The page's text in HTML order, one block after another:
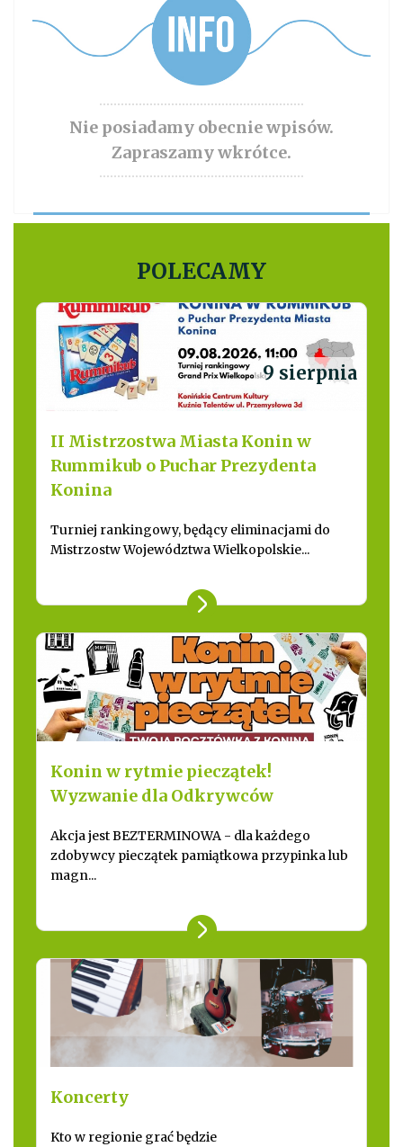
Nie posiadamy obecnie wpisów.
Zapraszamy wkrótce.
POLECAMY
9 sierpnia
II Mistrzostwa Miasta Konin w
Rummikub o Puchar Prezydenta
Konina
Turniej rankingowy, będący eliminacjami do
Mistrzostw Województwa Wielkopolskie...
Konin w rytmie pieczątek!
Wyzwanie dla Odkrywców
Akcja jest BEZTERMINOWA - dla każdego
zdobywcy pieczątek pamiątkowa przypinka lub
magn...
Koncerty
Kto w regionie grać będzie